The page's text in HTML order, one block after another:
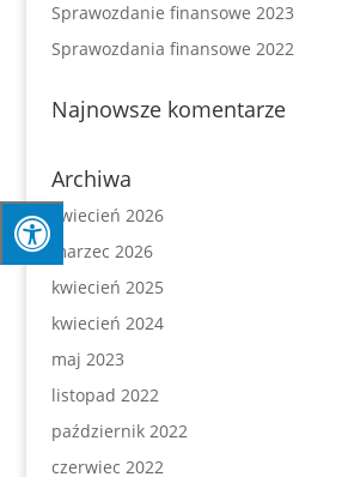
Sprawozdanie finansowe 2023
Sprawozdania finansowe 2022
Najnowsze komentarze
Archiwa
kwiecień 2026
marzec 2026
kwiecień 2025
kwiecień 2024
maj 2023
listopad 2022
październik 2022
czerwiec 2022